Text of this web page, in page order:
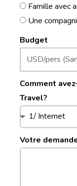
Famille avec
Une
Budget
Comment
Travel?
Votre